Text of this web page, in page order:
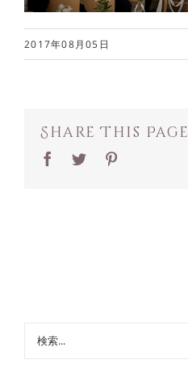
2017年08月05日
Share This Page
Facebook
Twitter